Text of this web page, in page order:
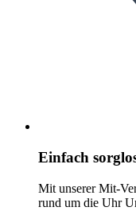
Einfach
Mit unserer Mit-
rund um die Uhr